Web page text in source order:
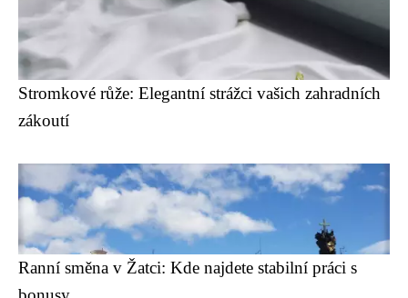
Stromkové růže: Elegantní strážci vašich zahradních
zákoutí
Ranní směna v Žatci: Kde najdete stabilní práci s